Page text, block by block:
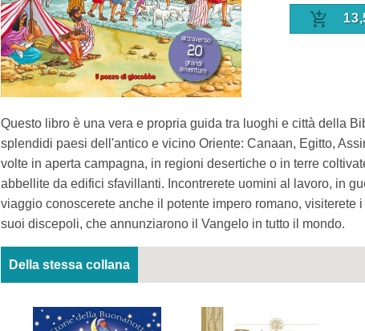
Questo libro è una vera e propria guida tra luoghi e città della
splendidi paesi dell'antico e vicino Oriente: Canaan, Egitto,
volte in aperta campagna, in regioni desertiche o in terre
abbellite da edifici sfavillanti. Incontrerete uomini al lavoro, in
viaggio conoscerete anche il potente impero romano, visiterete
suoi discepoli, che annunziarono il Vangelo in tutto il mondo.
Della stessa collana